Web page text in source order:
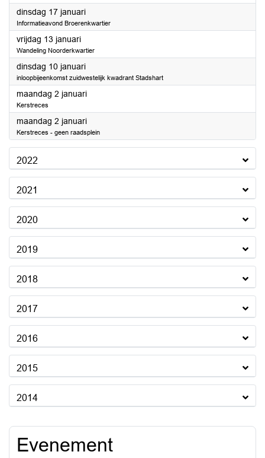
dinsdag 17 januari2023
Informatieavond Broerenkwartier
vrijdag 13 januari2023
Wandeling Noorderkwartier
dinsdag 10 januari2023
inloopbijeenkomst zuidwestelijk kwadrant Stadshart
maandag 2 januari2023
Kerstreces
maandag 2 januari2023
Kerstreces - geen raadsplein
2022
2021
2020
2019
2018
2017
2016
2015
2014
Evenement